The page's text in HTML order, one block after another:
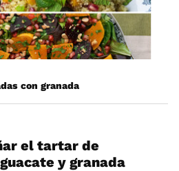
con granada
el tartar de
y granada